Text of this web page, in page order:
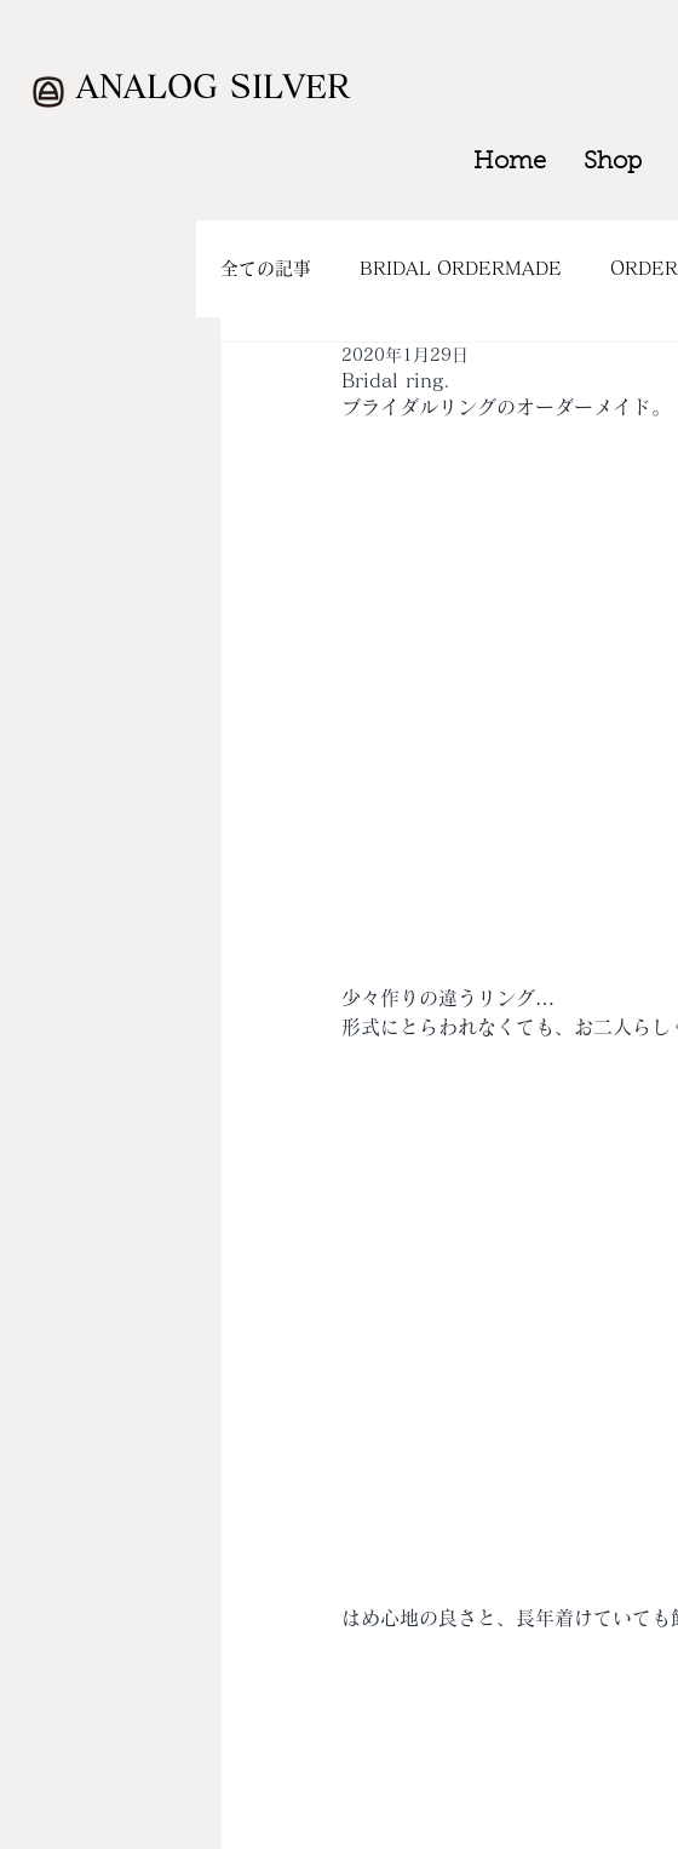
ANALOG SILVER
Home Shop
全ての記事 BRIDAL ORDERMADE
CLOSING
Bridal ring.
2020年1月29日
ブライダルリングのオーダーメイド。
少々作りの違うリング…
形式にとらわれなくても、お二人ら
はめ心地の良さと、長年着けていても